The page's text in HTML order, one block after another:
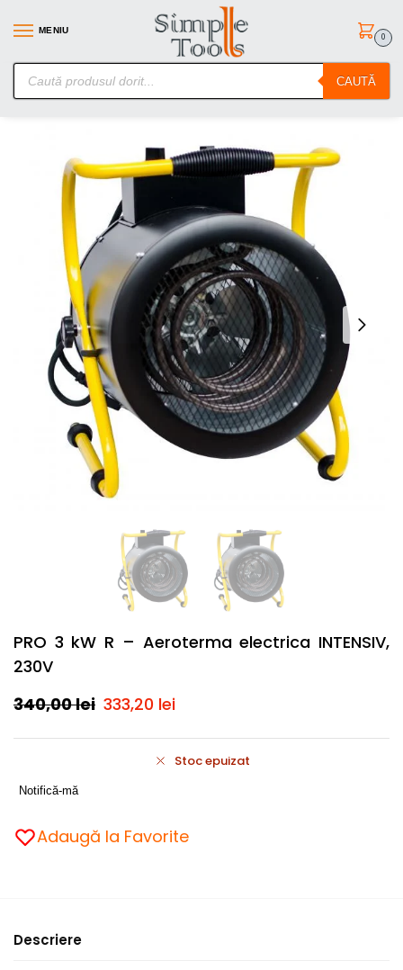
MENIU
CAUTĂ
0
SimpleTools.ro – Gasesti orice – Comanzi simplu
Prima pagină
Echipamente si utilaje de atelier Aeroterme/Sobe si Incalzitoare
PRO 3 kW R – Aeroterma electrica INTENSIV,
230V
340,00lei 333,20 lei
Stoc epuizat
Notifică-mă
Adaugă la Favorite
Descriere